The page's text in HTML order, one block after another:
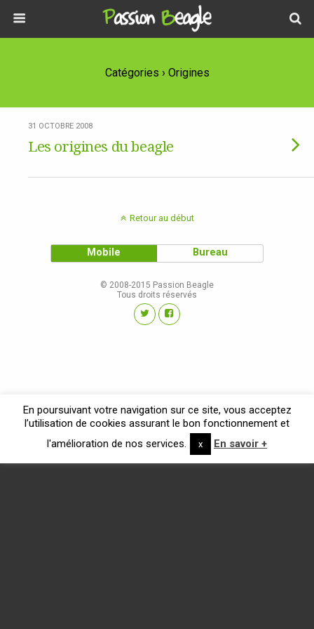
Catégories › Origines
31 OCTOBRE 2008
Les origines du beagle
Retour au début
Mobile Bureau
© 2008-2015 Passion Beagle
Tous droits réservés
En poursuivant votre navigation sur ce site, vous acceptez
l’utilisation de cookies assurant le bon fonctionnement et
l'amélioration de nos services.
x En savoir +